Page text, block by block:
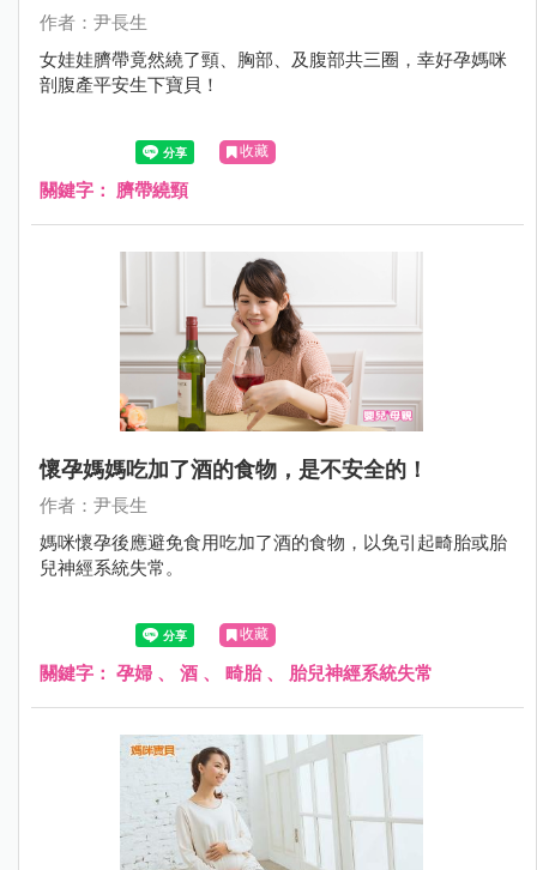
作者：尹長生
女娃娃臍帶竟然繞了頸、胸部、及腹部共三圈，幸好孕媽咪
剖腹產平安生下寶貝！
收藏
關鍵字： 臍帶繞頸
懷孕媽媽吃加了酒的食物，是不安全的！
作者：尹長生
媽咪懷孕後應避免食用吃加了酒的食物，以免引起畸胎或胎
兒神經系統失常。
收藏
關鍵字： 孕婦 、 酒 、 畸胎、 胎兒神經系統失常